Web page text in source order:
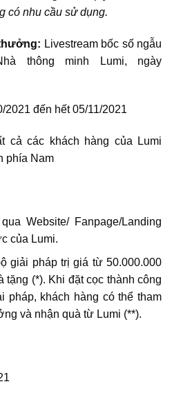
có nhu cầu sử dụng.
Livestream bốc số ngẫu
thông minh Lumi, ngày
2021 đến hết 05/11/2021
cả các khách hàng của Lumi
phía Nam
Website/ Fanpage/Landing
của Lumi.
giải pháp trị giá từ 50.000.000
tặng (*). Khi đặt cọc thành công
pháp, khách hàng có thể tham
và nhận quà từ Lumi (**).